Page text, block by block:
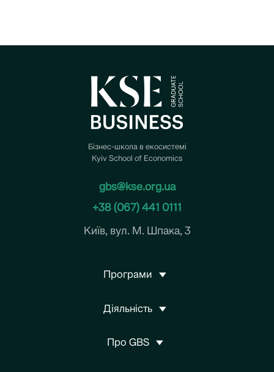
Бізнес-школа в екосистемі
Kyiv School of Economics
gbs@kse.org.ua
+38 (067) 441 0111
Київ, вул. М. Шпака, 3
Програми
Діяльність
Про GBS